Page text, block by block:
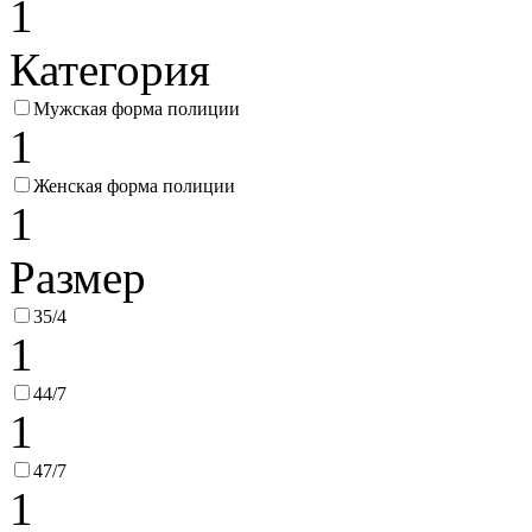
1
Категория
Мужская форма полиции
1
Женская форма полиции
1
Размер
35/4
1
44/7
1
47/7
1